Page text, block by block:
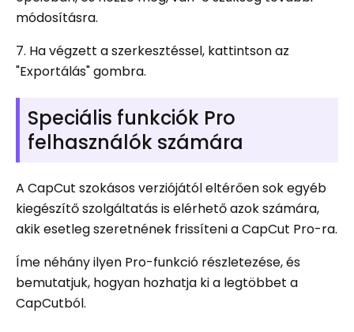
módosításra.
7. Ha végzett a szerkesztéssel, kattintson az
"Exportálás" gombra.
Speciális funkciók Pro
felhasználók számára
A CapCut szokásos verziójától eltérően sok egyéb
kiegészítő szolgáltatás is elérhető azok számára,
akik esetleg szeretnének frissíteni a CapCut Pro-ra.
Íme néhány ilyen Pro-funkció részletezése, és
bemutatjuk, hogyan hozhatja ki a legtöbbet a
CapCutból.